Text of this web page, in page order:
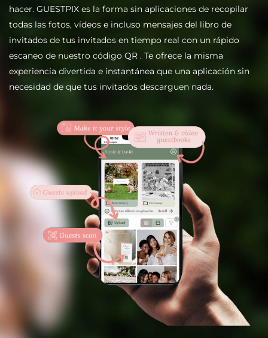
hacer. GUESTPIX es la forma sin aplicaciones de recopilar
todas las fotos, vídeos e incluso mensajes del libro de
invitados de tus invitados en tiempo real con un rápido
escaneo de nuestro código QR . Te ofrece la misma
experiencia divertida e instantánea que una aplicación sin
necesidad de que tus invitados descarguen nada.